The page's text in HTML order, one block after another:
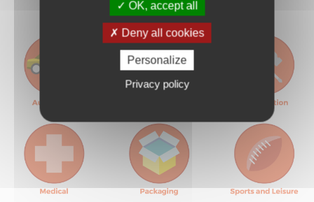
OK, accept all
Deny all cookies
Personalize
Privacy policy